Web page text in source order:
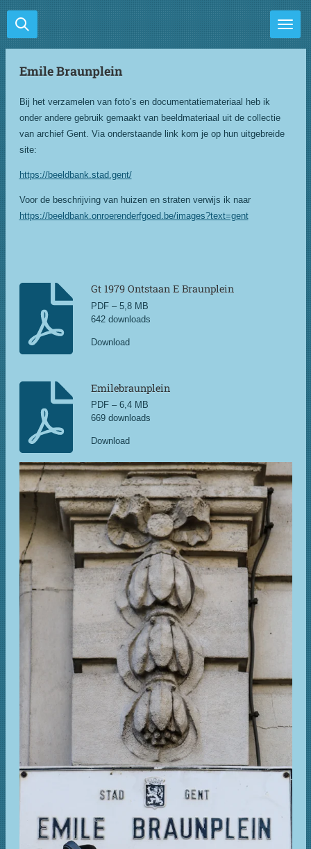
Ga
direct
naar
hoofdinhoud
Emile Braunplein
Bij het verzamelen van foto’s en documentatiemateriaal heb ik
onder andere gebruik gemaakt van beeldmateriaal uit de collectie
van archief Gent. Via onderstaande link kom je op hun uitgebreide
site:
https://beeldbank.stad.gent/
Voor de beschrijving van huizen en straten verwijs ik naar
https://beeldbank.onroerenderfgoed.be/images?text=gent
Gt 1979 Ontstaan E Braunplein
PDF – 5,8 MB
642 downloads
Download
Emilebraunplein
PDF – 6,4 MB
669 downloads
Download